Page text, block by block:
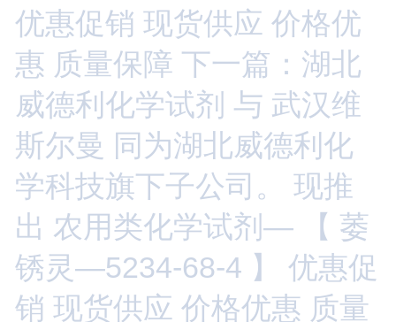
优惠促销 现货供应 价格优
惠 质量保障 下一篇：湖北
威德利化学试剂 与 武汉维
斯尔曼 同为湖北威德利化
学科技旗下子公司。 现推
出 农用类化学试剂— 【 萎
锈灵—5234-68-4 】 优惠促
销 现货供应 价格优惠 质量